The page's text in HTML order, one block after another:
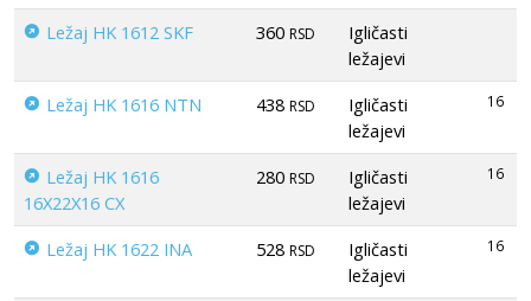
Ležaj HK 1612 SKF 360 RSD
Igličasti
ležajevi
Ležaj HK 1616 NTN
438 RSD
Igličasti
ležajevi
16
Ležaj HK 1616
16X22X16 CX
280 RSD
Igličasti
ležajevi
16
Ležaj HK 1622 INA 528 RSD
Igličasti
ležajevi
16